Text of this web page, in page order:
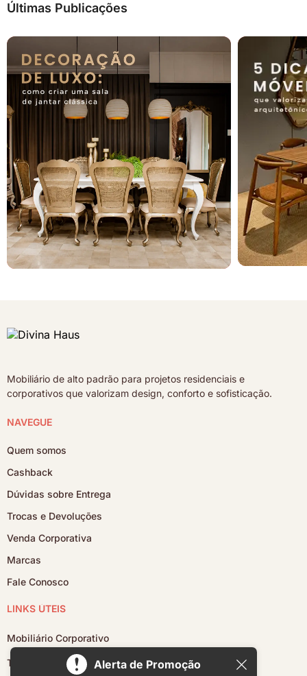
Últimas Publicações
Mobiliário de alto padrão para projetos residenciais e
corporativos que valorizam design, conforto e sofisticação.
NAVEGUE
Quem somos
Cashback
Dúvidas sobre Entrega
Trocas e Devoluções
Venda Corporativa
Marcas
Fale Conosco
LINKS ÚTEIS
Mobiliário Corporativo
Traga o Seu ProjetoAlerta de Promoção